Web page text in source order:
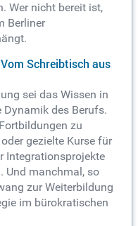
Wer nicht bereit ist,
Berliner
Schreibtisch aus
sei das Wissen in
des Berufs.
zu
gezielte Kurse für
Integrationsprojekte
Und manchmal, so
zur Weiterbildung
im bürokratischen